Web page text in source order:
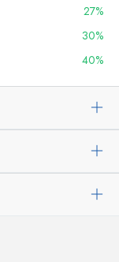
27%
30%
40%